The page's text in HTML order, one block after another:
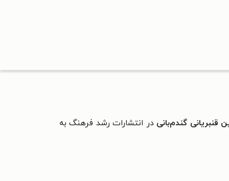
قنبریانی‌‌‌‌‌ گندم‌بانیدر انتشارات رشد فرهنگ به